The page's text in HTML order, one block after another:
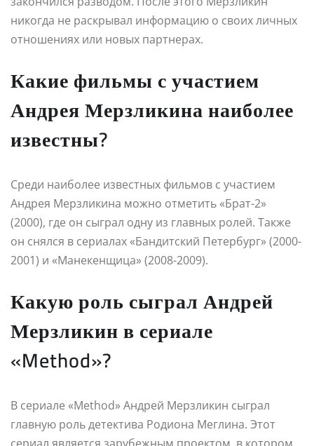
никогда не раскрывал информацию о своих личных
отношениях или новых партнерах.
Какие фильмы с участием
Андрея Мерзликина наиболее
известны?
Среди наиболее известных фильмов с участием
Андрея Мерзликина можно отметить «Брат-2»
(2000), где он сыграл одну из главных ролей. Также
он снялся в сериалах «Бандитский Петербург» (2000-
2001) и «Манекенщица» (2008-2009).
Какую роль сыграл Андрей
Мерзликин в сериале
«Method»?
В сериале «Method» Андрей Мерзликин сыграл
главную роль детектива Родиона Меглина. Этот